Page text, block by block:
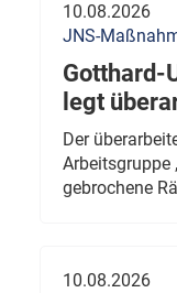
10.08.2026
JNS-
Gotthard-
legt
Der
Arbeitsgruppe
gebrochene
10.08.2026